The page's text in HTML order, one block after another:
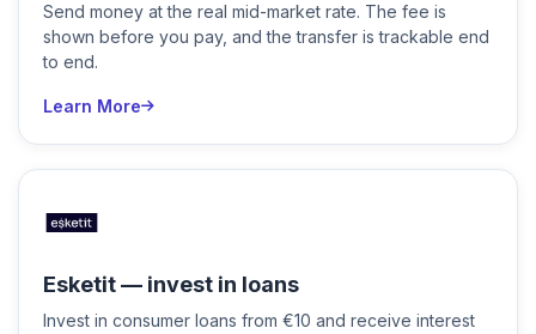
Send money at the real mid-market rate. The fee is
shown before you pay, and the transfer is trackable end
to end.
Learn More
Esketit — invest in loans
Invest in consumer loans from €10 and receive interest